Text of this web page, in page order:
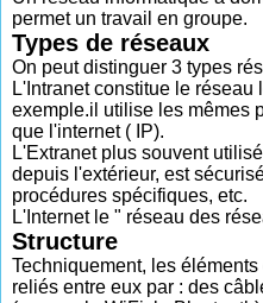
permet un travail en groupe.
Types de réseaux
On peut distinguer 3 types
L'Intranet constitue le
exemple.il utilise les mêmes
que l'internet ( IP).
L'Extranet plus souvent
depuis l'extérieur, est
procédures spécifiques, etc.
L'Internet le " réseau des
Structure
Techniquement, les
reliés entre eux par : des